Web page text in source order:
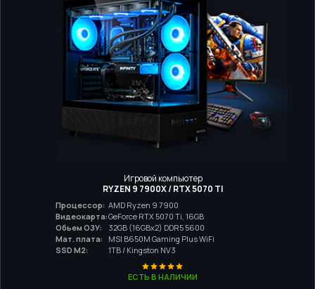
Игровой компьютер
RYZEN 9 7900X / RTX 5070 TI
Процессор: AMD Ryzen 9 7900
Видеокарта:GeForce RTX 5070 Ti, 16GB
Обьем ОЗУ:
32GB (16GBx2) DDR5 5600
Мат. плата:
MSI B650M Gaming Plus WiFi
SSD M2:
1TB / Kingston NV3
ЕСТЬ В НАЛИЧИИ